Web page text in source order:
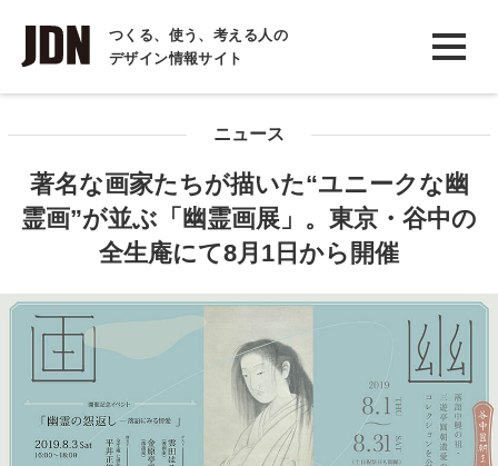
つくる、使う、考える人の
デザイン情報サイト
INTERVIEW
インタビュー
COLUMN
コラム
ニュース
著名な画家たちが描いた“ユニークな幽
霊画”が並ぶ「幽霊画展」。東京・谷中の
全生庵にて8月1日から開催